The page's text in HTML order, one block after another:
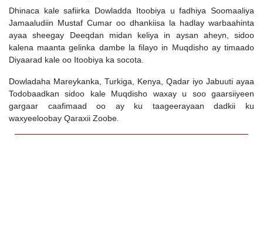
Dhinaca kale safiirka Dowladda Itoobiya u fadhiya Soomaaliya
Jamaaludiin Mustaf Cumar oo dhankiisa la hadlay warbaahinta
ayaa sheegay Deeqdan midan keliya in aysan aheyn, sidoo
kalena maanta gelinka dambe la filayo in Muqdisho ay timaado
Diyaarad kale oo Itoobiya ka socota.
Dowladaha Mareykanka, Turkiga, Kenya, Qadar iyo Jabuuti ayaa
Todobaadkan sidoo kale Muqdisho waxay u soo gaarsiiyeen
gargaar caafimaad oo ay ku taageerayaan dadkii ku
waxyeeloobay Qaraxii Zoobe.